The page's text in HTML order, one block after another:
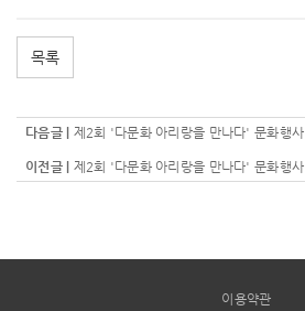
목록
다음글 | 제2회 '다문화 아리랑을 만나다' 문화행사
이전글 | 제2회 '다문화 아리랑을 만나다' 문화행사
이용약관